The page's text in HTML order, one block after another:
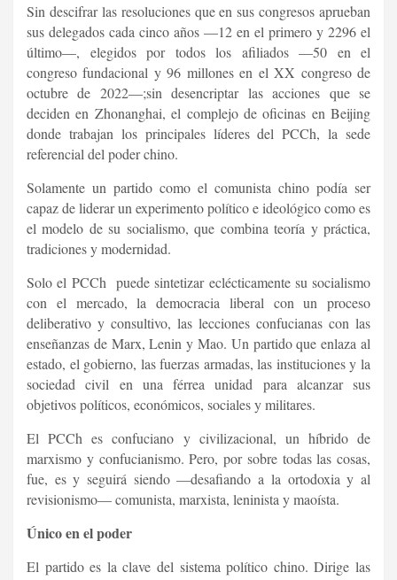
Sin descifrar las resoluciones que en sus congresos aprueban
sus delegados cada cinco años —12 en el primero y 2296 el
último—, elegidos por todos los afiliados —50 en el
congreso fundacional y 96 millones en el XX congreso de
octubre de 2022—;sin desencriptar las acciones que se
deciden en Zhonanghai, el complejo de oficinas en Beijing
donde trabajan los principales líderes del PCCh, la sede
referencial del poder chino.
Solamente un partido como el comunista chino podía ser
capaz de liderar un experimento político e ideológico como es
el modelo de su socialismo, que combina teoría y práctica,
tradiciones y modernidad.
Solo el PCCh puede sintetizar eclécticamente su socialismo
con el mercado, la democracia liberal con un proceso
deliberativo y consultivo, las lecciones confucianas con las
enseñanzas de Marx, Lenin y Mao. Un partido que enlaza al
estado, el gobierno, las fuerzas armadas, las instituciones y la
sociedad civil en una férrea unidad para alcanzar sus
objetivos políticos, económicos, sociales y militares.
El PCCh es confuciano y civilizacional, un híbrido de
marxismo y confucianismo. Pero, por sobre todas las cosas,
fue, es y seguirá siendo —desafiando a la ortodoxia y al
revisionismo— comunista, marxista, leninista y maoísta.
Único en el poder
El partido es la clave del sistema político chino. Dirige las